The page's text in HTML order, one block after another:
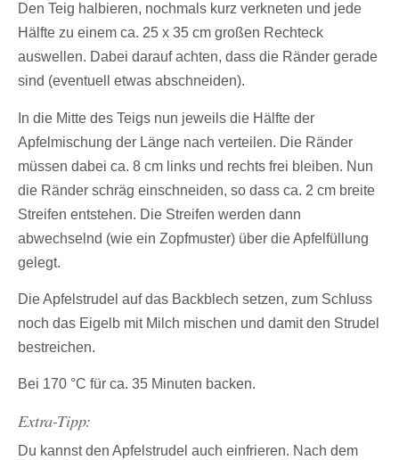
Den Teig halbieren, nochmals kurz verkneten und jede
Hälfte zu einem ca. 25 x 35 cm großen Rechteck
auswellen. Dabei darauf achten, dass die Ränder gerade
sind (eventuell etwas abschneiden).
In die Mitte des Teigs nun jeweils die Hälfte der
Apfelmischung der Länge nach verteilen. Die Ränder
müssen dabei ca. 8 cm links und rechts frei bleiben. Nun
die Ränder schräg einschneiden, so dass ca. 2 cm breite
Streifen entstehen. Die Streifen werden dann
abwechselnd (wie ein Zopfmuster) über die Apfelfüllung
gelegt.
Die Apfelstrudel auf das Backblech setzen, zum Schluss
noch das Eigelb mit Milch mischen und damit den Strudel
bestreichen.
Bei 170 °C für ca. 35 Minuten backen.
Extra-Tipp:
Du kannst den Apfelstrudel auch einfrieren. Nach dem